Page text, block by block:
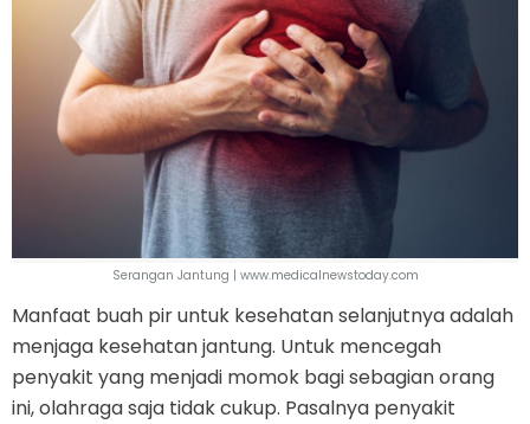
Serangan Jantung | www.medicalnewstoday.com
Manfaat buah pir untuk kesehatan selanjutnya adalah
menjaga kesehatan jantung. Untuk mencegah
penyakit yang menjadi momok bagi sebagian orang
ini, olahraga saja tidak cukup. Pasalnya penyakit